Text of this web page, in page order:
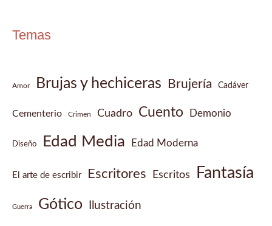
Temas
Amor Brujas y hechiceras Brujería Cadáver
Cementerio Crimen Cuadro Cuento Demonio
Diseño Edad Media Edad Moderna
El arte de escribir Escritores Escritos Fantasía
Guerra Gótico Ilustración